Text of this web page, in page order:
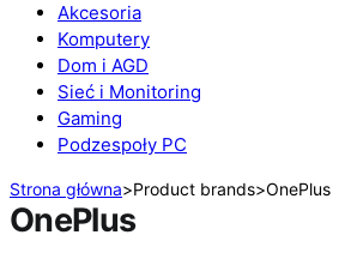
Akcesoria
Komputery
Dom i AGD
Sieć i Monitoring
Gaming
Podzespoły PC
Strona główna>Product brands>OnePlus
OnePlus